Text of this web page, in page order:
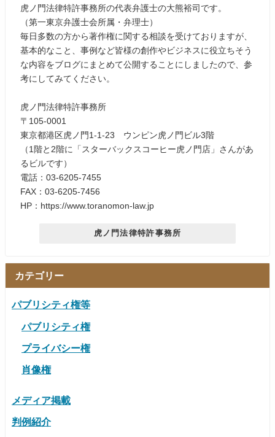
虎ノ門法律特許事務所の代表弁護士の大熊裕司です。
（第一東京弁護士会所属・弁理士）
毎日多数の方から著作権に関する相談を受けておりますが、
基本的なこと、事例など皆様の創作やビジネスに役立ちそう
な内容をブログにまとめて公開することにしましたので、参
考にしてみてください。
虎ノ門法律特許事務所
〒105-0001
東京都港区虎ノ門1-1-23 ウンピン虎ノ門ビル3階
（1階と2階に「スターバックスコーヒー虎ノ門店」さんがあ
るビルです）
電話：03-6205-7455
FAX：03-6205-7456
HP：https://www.toranomon-law.jp
虎ノ門法律特許事務所
カテゴリー
パブリシティ権等
パブリシティ権
プライバシー権
肖像権
メディア掲載
判例紹介